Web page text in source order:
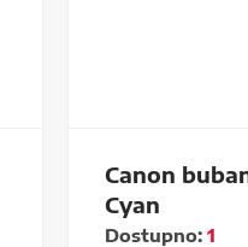
Canon
Cyan
Dostupno:1